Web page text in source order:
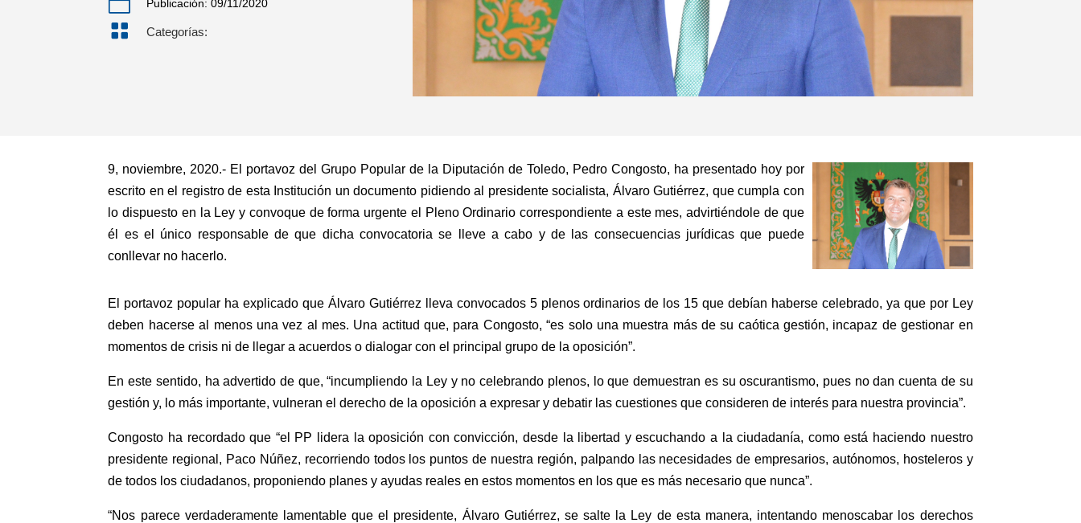
Publicación: 09/11/2020
 Categorías:
9, noviembre, 2020.- El portavoz del Grupo Popular de la Diputación de Toledo, Pedro Congosto, ha presentado hoy por
escrito en el registro de esta Institución un documento pidiendo al presidente socialista, Álvaro Gutiérrez, que cumpla con
lo dispuesto en la Ley y convoque de forma urgente el Pleno Ordinario correspondiente a este mes, advirtiéndole de que
él es el único responsable de que dicha convocatoria se lleve a cabo y de las consecuencias jurídicas que puede
conllevar no hacerlo.
El portavoz popular ha explicado que Álvaro Gutiérrez lleva convocados 5 plenos ordinarios de los 15 que debían haberse celebrado, ya que por Ley
deben hacerse al menos una vez al mes. Una actitud que, para Congosto, “es solo una muestra más de su caótica gestión, incapaz de gestionar en
momentos de crisis ni de llegar a acuerdos o dialogar con el principal grupo de la oposición”.
En este sentido, ha advertido de que, “incumpliendo la Ley y no celebrando plenos, lo que demuestran es su oscurantismo, pues no dan cuenta de su
gestión y, lo más importante, vulneran el derecho de la oposición a expresar y debatir las cuestiones que consideren de interés para nuestra provincia”.
Congosto ha recordado que “el PP lidera la oposición con convicción, desde la libertad y escuchando a la ciudadanía, como está haciendo nuestro
presidente regional, Paco Núñez, recorriendo todos los puntos de nuestra región, palpando las necesidades de empresarios, autónomos, hosteleros y
de todos los ciudadanos, proponiendo planes y ayudas reales en estos momentos en los que es más necesario que nunca”.
“Nos parece verdaderamente lamentable que el presidente, Álvaro Gutiérrez, se salte la Ley de esta manera, intentando menoscabar los derechos